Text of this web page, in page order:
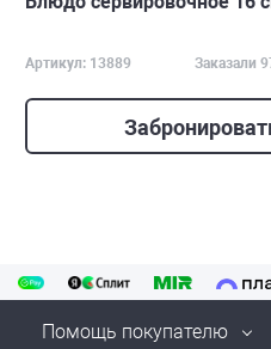
Артикул: 13889 Заказали
Помощь покупателю